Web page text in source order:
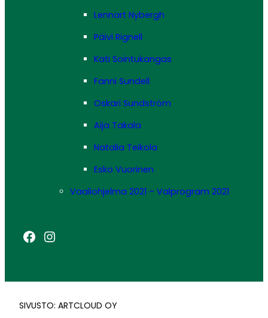
Lennart Nybergh
Päivi Rignell
Kati Sointukangas
Fanni Sundell
Oskari Sundström
Aija Takala
Natalia Teikola
Esko Vuorinen
Vaaliohjelma 2021 – Valprogram 2021
Facebook Instagram
SIVUSTO: ARTCLOUD OY